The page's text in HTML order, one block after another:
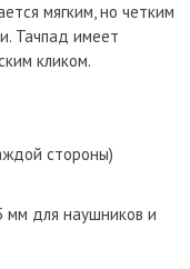
мягким, но четким
Тачпад имеет
кликом.
стороны)
мм для наушников и